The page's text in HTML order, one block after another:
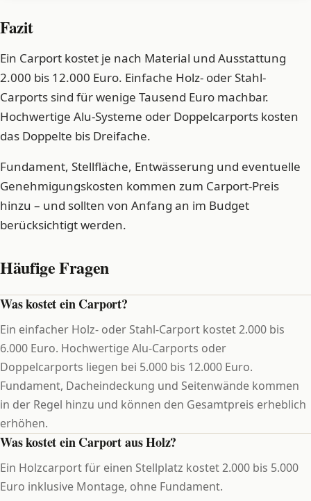
Fazit
Ein Carport kostet je nach Material und Ausstattung
2.000 bis 12.000 Euro. Einfache Holz- oder Stahl-
Carports sind für wenige Tausend Euro machbar.
Hochwertige Alu-Systeme oder Doppelcarports kosten
das Doppelte bis Dreifache.
Fundament, Stellfläche, Entwässerung und eventuelle
Genehmigungskosten kommen zum Carport-Preis
hinzu – und sollten von Anfang an im Budget
berücksichtigt werden.
Häufige Fragen
Was kostet ein Carport?
Ein einfacher Holz- oder Stahl-Carport kostet 2.000 bis
6.000 Euro. Hochwertige Alu-Carports oder
Doppelcarports liegen bei 5.000 bis 12.000 Euro.
Fundament, Dacheindeckung und Seitenwände kommen
in der Regel hinzu und können den Gesamtpreis erheblich
erhöhen.
Was kostet ein Carport aus Holz?
Ein Holzcarport für einen Stellplatz kostet 2.000 bis 5.000
Euro inklusive Montage, ohne Fundament.